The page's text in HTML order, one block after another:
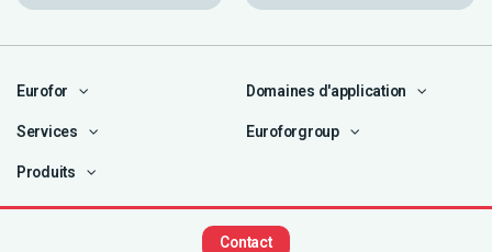
Eurofor Domaines d'application
Services Euroforgroup
Produits
Contact